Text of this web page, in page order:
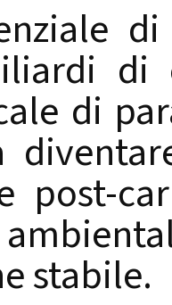
di
di
post-
stabile.